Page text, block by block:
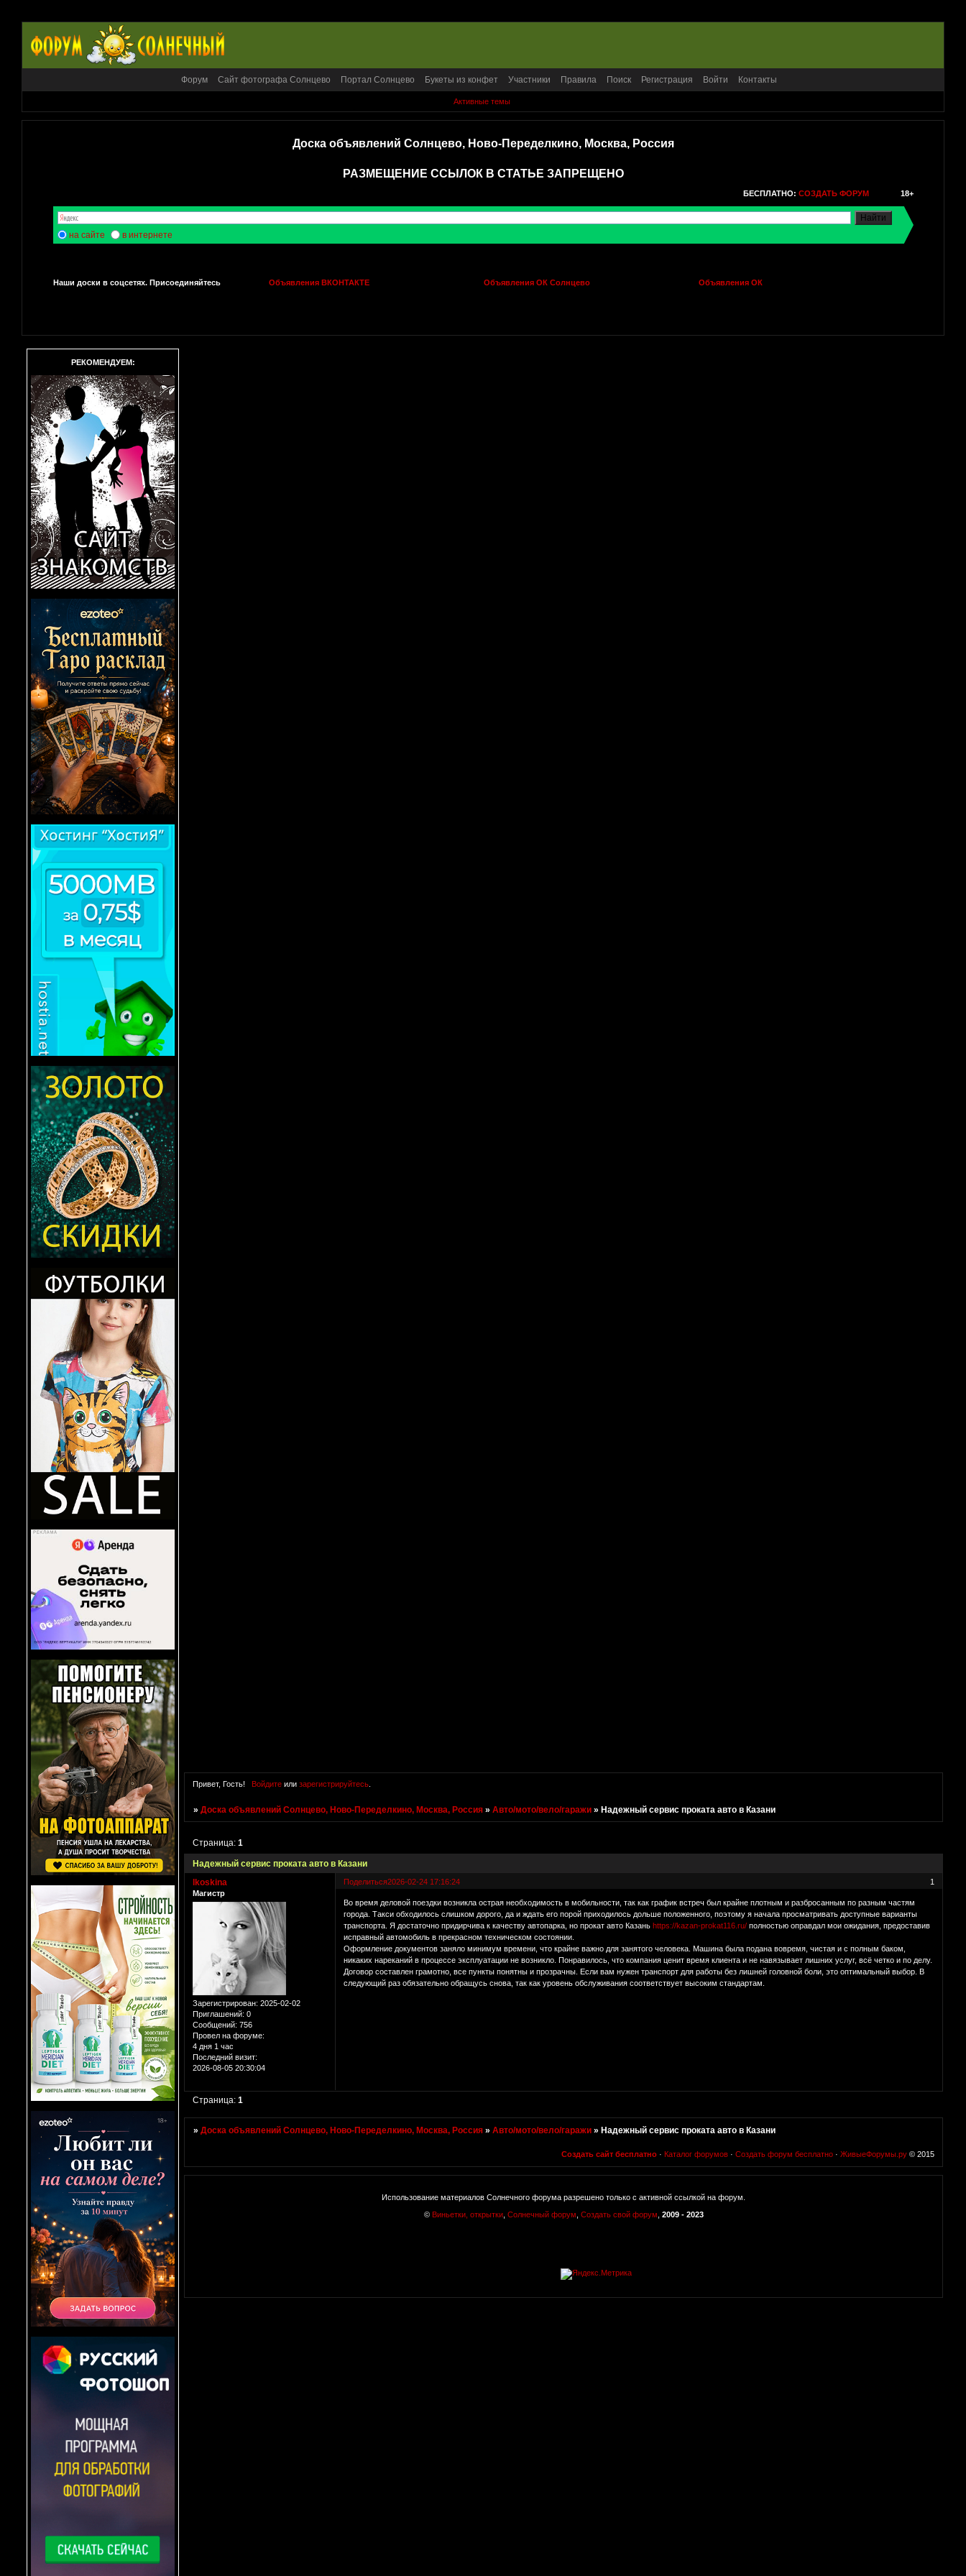
Форум Сайт фотографа Солнцево Портал Солнцево Букеты из конфет Участники Правила Поиск Регистрация Войти Контакты
Активные темы
Доска объявлений Солнцево, Ново-Переделкино, Москва, Россия
РАЗМЕЩЕНИЕ ССЫЛОК В СТАТЬЕ ЗАПРЕЩЕНО
БЕСПЛАТНО: СОЗДАТЬ ФОРУМ 18+
на сайте в интернете
Наши доски в соцсетях. Присоединяйтесь Объявления ВКОНТАКТЕ Объявления ОК Солнцево Объявления ОК
РЕКОМЕНДУЕМ:
Привет, Гость! Войдитеили зарегистрируйтесь.
»Доска объявлений Солнцево, Ново-Переделкино, Москва, Россия »Авто/мото/вело/гаражи »Надежный сервис проката авто в Казани
Надежный сервис проката авто в Казани
Страница:1
Поделиться 1
2026-02-24 17:16:24
lkoskina
Магистр
Зарегистрирован: 2025-02-02
Приглашений: 0
Сообщений: 756
Провел на форуме:
4 дня 1 час
Последний визит:
2026-08-05 20:30:04
Во время деловой поездки возникла острая необходимость в мобильности, так как график встреч был крайне плотным и разбросанным по разным частям
города. Такси обходилось слишком дорого, да и ждать его порой приходилось дольше положенного, поэтому я начала просматривать доступные варианты
транспорта. Я достаточно придирчива к качеству автопарка, но прокат авто Казань https://kazan-prokat116.ru/ полностью оправдал мои ожидания, предоставив
исправный автомобиль в прекрасном техническом состоянии.
Оформление документов заняло минимум времени, что крайне важно для занятого человека. Машина была подана вовремя, чистая и с полным баком,
никаких нареканий в процессе эксплуатации не возникло. Понравилось, что компания ценит время клиента и не навязывает лишних услуг, всё четко и по делу.
Договор составлен грамотно, все пункты понятны и прозрачны. Если вам нужен транспорт для работы без лишней головной боли, это оптимальный выбор. В
следующий раз обязательно обращусь снова, так как уровень обслуживания соответствует высоким стандартам.
Страница:1
»Доска объявлений Солнцево, Ново-Переделкино, Москва, Россия »Авто/мото/вело/гаражи »Надежный сервис проката авто в Казани
Создать сайт бесплатно · Каталог форумов · Создать форум бесплатно · ЖивыеФорумы.ру © 2015
Использование материалов Солнечного форума разрешено только с активной ссылкой на форум.
© Виньетки, открытки, Солнечный форум Создать свой форум 2009 - 2023